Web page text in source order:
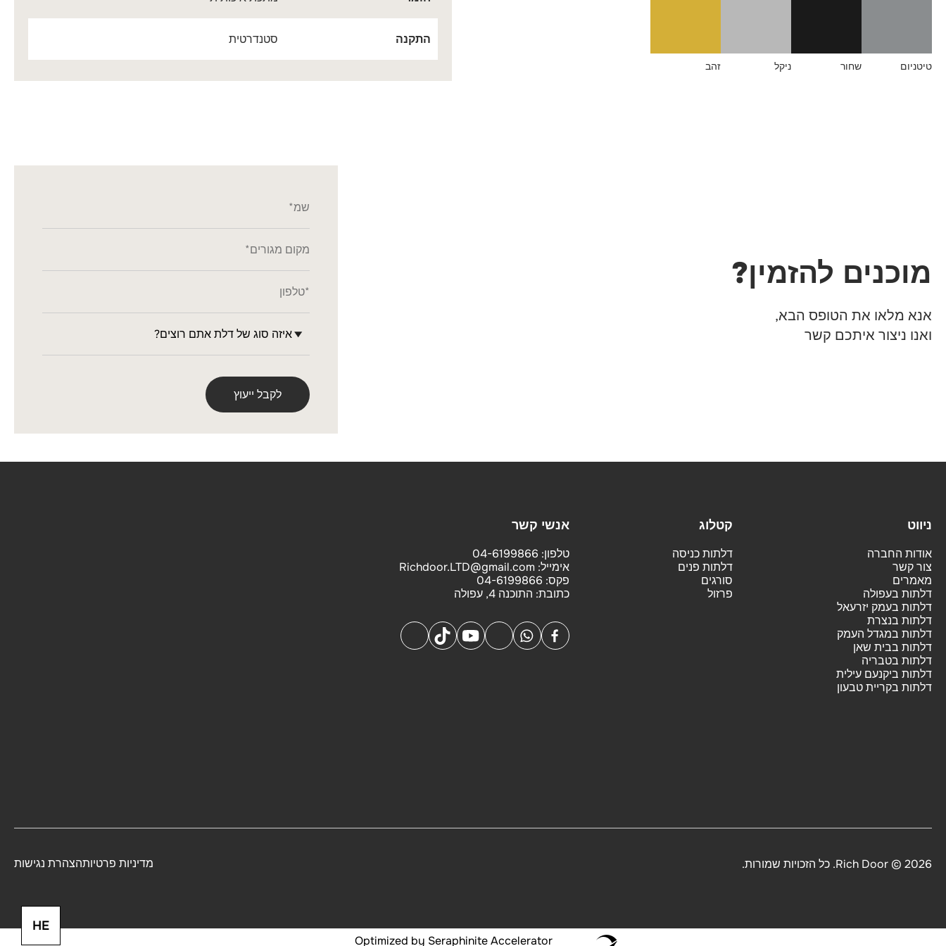
טיטניום שחור ניקל זהב
התקנה סטנדרטית
מוכנים להזמין?
אנא מלאו את הטופס הבא,
ואנו ניצור איתכם קשר
ניווט
אודות החברה
צור קשר
מאמרים
דלתות בעפולה
דלתות בעמק יזרעאל
דלתות בנצרת
דלתות במגדל העמק
דלתות בבית שאן
דלתות בטבריה
דלתות ביקנעם עילית
דלתות בקריית טבעון
קטלוג
דלתות כניסה
דלתות פנים
סורגים
פרזול
אנשי קשר
טלפון: 04-6199866
אימייל: Richdoor.LTD@gmail.com
פקס: 04-6199866
כתובת: התוכנה 4, עפולה
2026 © Rich Door. כל הזכויות שמורות. מדיניות פרטיותהצהרת נגישות
HE
Optimized by Seraphinite Accelerator